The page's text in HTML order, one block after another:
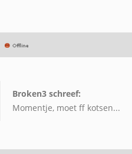
Broken3 schreef:
Momentje, moet ff kotsen...